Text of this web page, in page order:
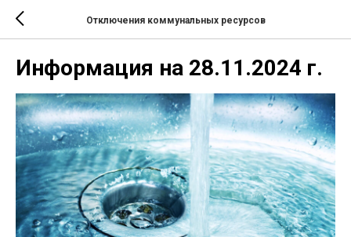
Отключения коммунальных ресурсов
Информация на 28.11.2024 г.